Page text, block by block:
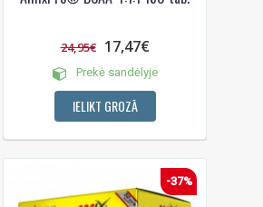
24,95€ 17,47€
Prekė sandėlyje
IELIKT GROZĀ
-37%